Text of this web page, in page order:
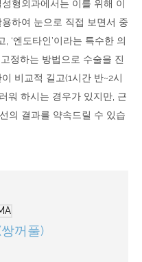
형외과에서는 이를 위해 이
하여 눈으로 직접 보면서 중
‘엔도타인’이라는 특수한 의
정하는 방법으로 수술을 진
비교적 길고(1시간 반~2시
워 하시는 경우가 있지만, 근
의 결과를 약속드릴 수 있습
꺼풀)